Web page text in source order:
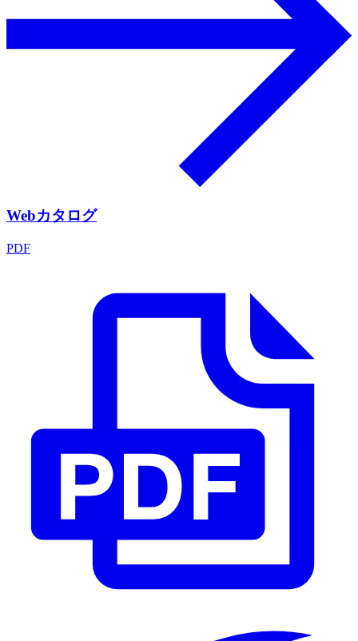
Webカタログ
PDF